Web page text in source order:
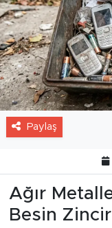
Paylaş
Ağır
Besin